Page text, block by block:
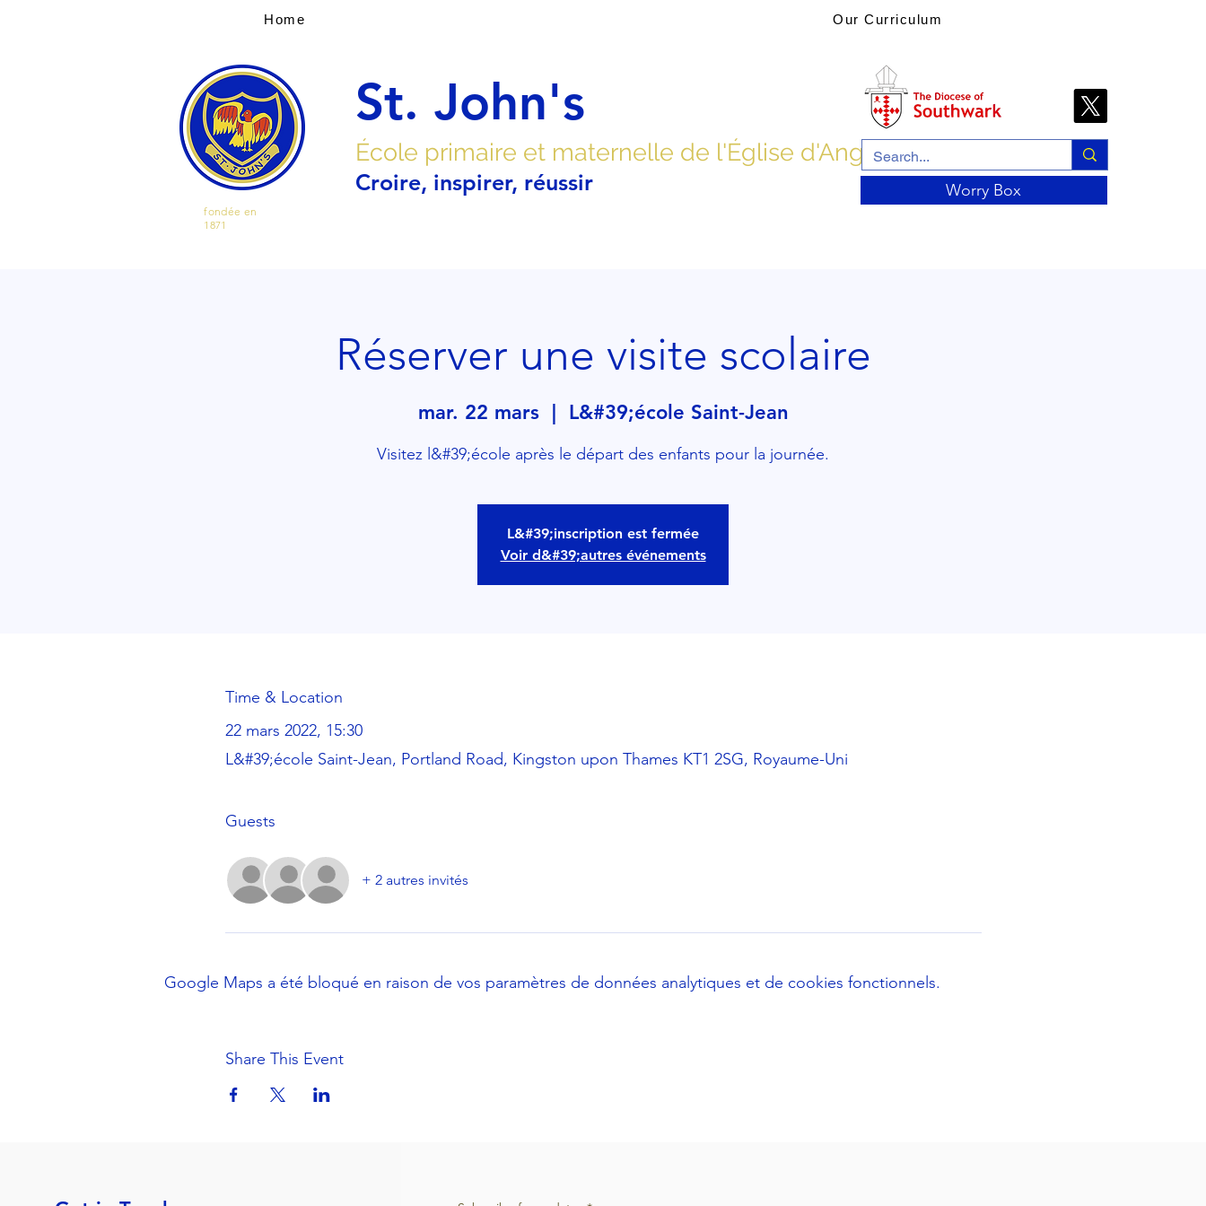
fondée en
1871
St. John's
École primaire et maternelle de l'Église d'Angleterre
Croire, inspirer, réussir Worry Box
Home Our Curriculum
Réserver une visite scolaire
mar. 22 mars
  |
L&#39;école Saint-Jean
Visitez l&#39;école après le départ des enfants pour la journée.
L&#39;inscription est fermée
Voir d&#39;autres événements
Time & Location
22 mars 2022, 15:30
L&#39;école Saint-Jean, Portland Road, Kingston upon Thames KT1 2SG, Royaume-Uni
Guests
+ 2 autres invités
Google Maps a été bloqué en raison de vos paramètres de données analytiques et de cookies fonctionnels.
Share This Event